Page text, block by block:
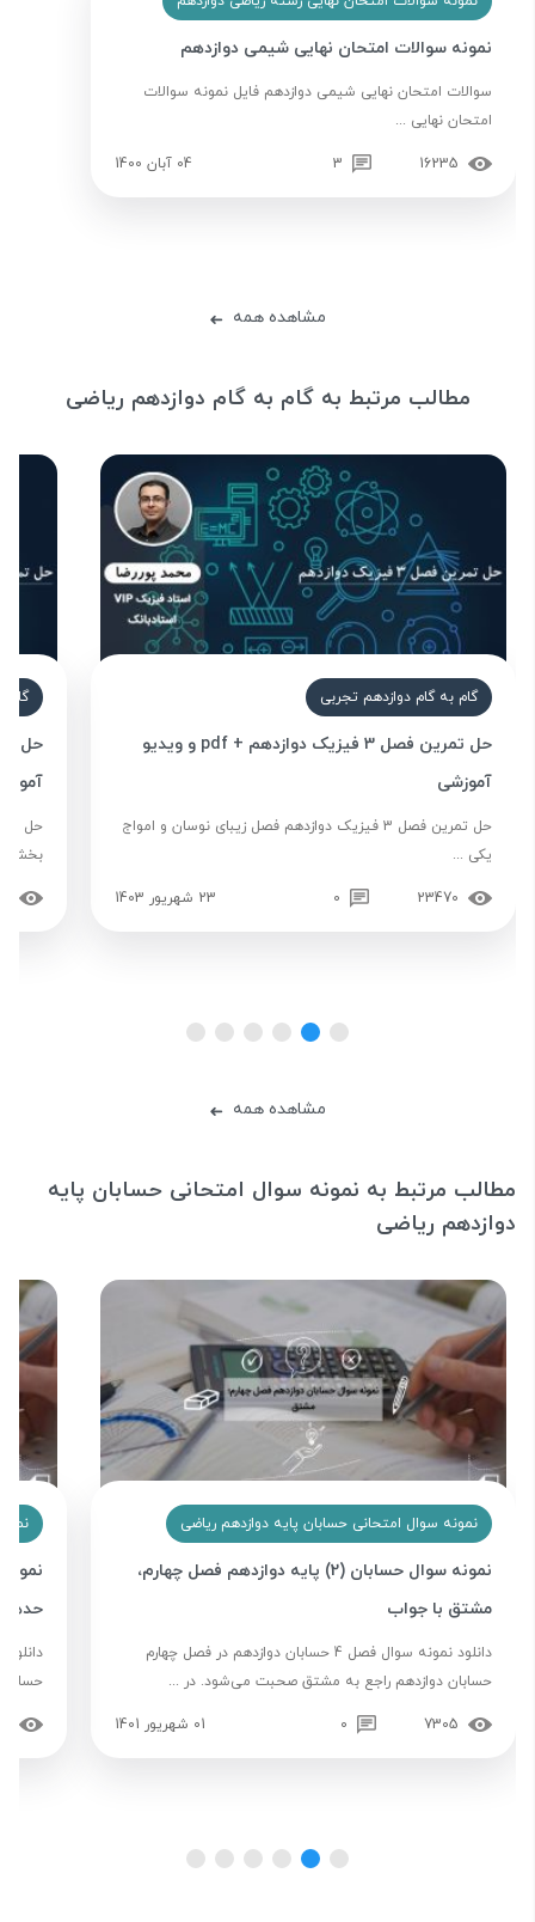
نمونه سوالات امتحان نهایی شیمی دوازدهم
سوالات امتحان نهایی شیمی دوازدهم فایل نمونه سوالات
امتحان نهایی ...
16235
3 04 آبان 1400
مشاهده همه ➜
مطالب مرتبط به گام به گام دوازدهم ریاضی
گام به گام دوازدهم تجربی
حل تمرین فصل 3 فیزیک دوازدهم + pdf و ویدیو
آموزشی
حل تمرین فصل 3 فیزیک دوازدهم فصل زیبای نوسان و امواج
یکی ...
23470
0 23 شهریور 1403
گام
بخش
مشاهده همه ➜
مطالب مرتبط به نمونه سوال امتحانی حسابان پایه
دوازدهم ریاضی
نمونه سوال امتحانی حسابان پایه دوازدهم ریاضی
نمونه سوال حسابان (2) پایه دوازدهم فصل چهارم،
مشتق با جواب
دانلود نمونه سوال فصل 4 حسابان دوازدهم در فصل چهارم
حسابان دوازدهم راجع به مشتق صحبت می‌شود. در ...
7305
0 01 شهریور 1401